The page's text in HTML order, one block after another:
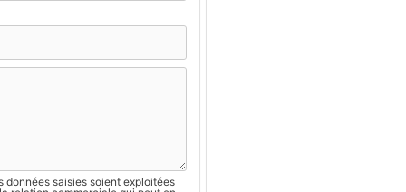
saisies soient exploitées